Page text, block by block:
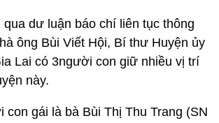
dư luận báo chí liên tục thông
ông Bùi Viết Hội, Bí thư Huyện ủy
Lai có 3người con giữ nhiều vị trí
này.
con gái là bà Bùi Thị Thu Trang (SN